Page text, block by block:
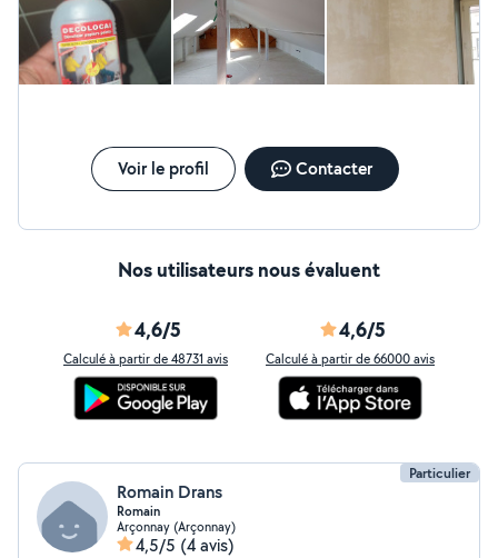
Voir le profil Contacter
Nos utilisateurs nous évaluent
4,6/5
Calculé à partir de 48731 avis
4,6/5
Calculé à partir de 66000 avis
Particulier
Romain Drans
Romain
Arçonnay (Arçonnay)
4,5/5 (4 avis)